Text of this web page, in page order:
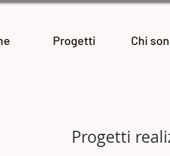
Progetti Chi
Progetti